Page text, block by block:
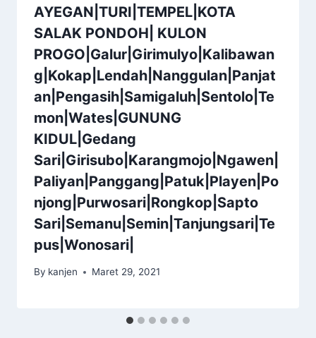
AYEGAN|TURI|TEMPEL|KOTA
SALAK PONDOH| KULON
PROGO|Galur|Girimulyo|Kalibawan
g|Kokap|Lendah|Nanggulan|Panjat
an|Pengasih|Samigaluh|Sentolo|Te
mon|Wates|GUNUNG
KIDUL|Gedang
Sari|Girisubo|Karangmojo|Ngawen|
Paliyan|Panggang|Patuk|Playen|Po
njong|Purwosari|Rongkop|Sapto
Sari|Semanu|Semin|Tanjungsari|Te
pus|Wonosari|
By kanjen Maret 29, 2021